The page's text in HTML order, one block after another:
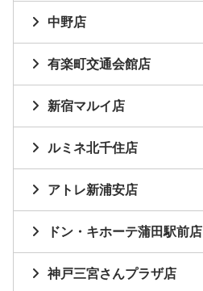
中野店
有楽町交通会館店
新宿マルイ店
ルミネ北千住店
アトレ新浦安店
ドン・キホーテ蒲田駅前店
神戸三宮さんプラザ店